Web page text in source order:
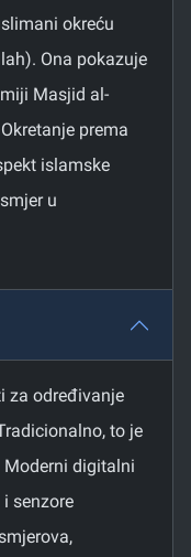
okreću
Ona pokazuje
Masjid al-
prema
islamske
u
za određivanje
to je
digitalni
senzore